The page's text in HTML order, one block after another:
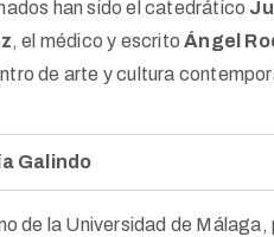
han sido el catedrático
, el médico y escritoÁngel
de arte y cultura
Galindo
de la Universidad de